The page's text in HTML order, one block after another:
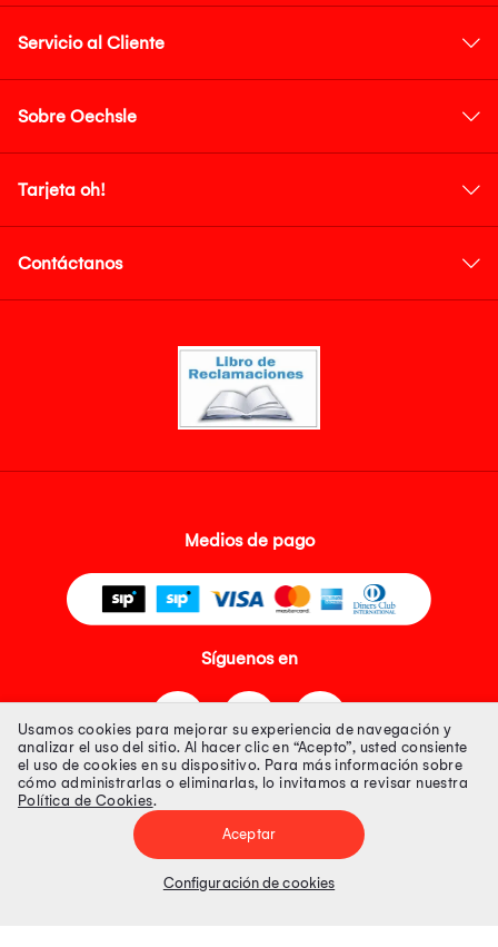
Servicio al Cliente
Sobre Oechsle
Tarjeta oh!
Contáctanos
Medios de pago
Síguenos en
Tienda 100% Segura
Tiendas Peruanas S.A. R.U.C. Nº 20493020618. Todos los derechos
Precios disponibles solo en www.oechsle.pe. Precios online publicados
Usamos cookies para mejorar su experiencia de navegación y
analizar el uso del sitio. Al hacer clic en “Acepto”, usted consiente
el uso de cookies en su dispositivo. Para más información sobre
cómo administrarlas o eliminarlas, lo invitamos a revisar nuestra
Política de Cookies.
Aceptar
Configuración de cookies